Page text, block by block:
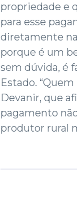
propriedade e
para esse
diretamente na
porque é um
sem dúvida, é
Estado.
Devanir, que
pagamento
produtor rural